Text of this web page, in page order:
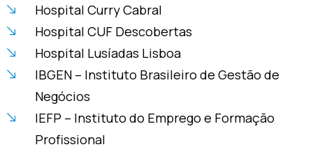
Hospital Curry Cabral
Hospital CUF Descobertas
Hospital Lusíadas Lisboa
IBGEN – Instituto Brasileiro de Gestão de
Negócios
IEFP – Instituto do Emprego e Formação
Profissional